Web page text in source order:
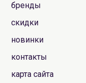
бренды
скидки
новинки
контакты
карта сайта